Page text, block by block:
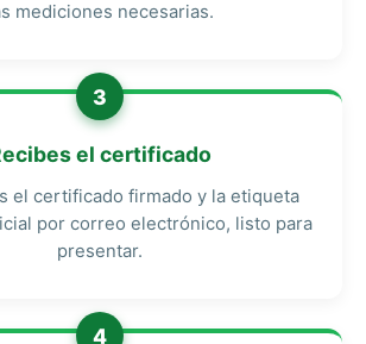
mediciones necesarias.
3
el certificado
el certificado firmado y la etiqueta
por correo electrónico, listo para
presentar.
4